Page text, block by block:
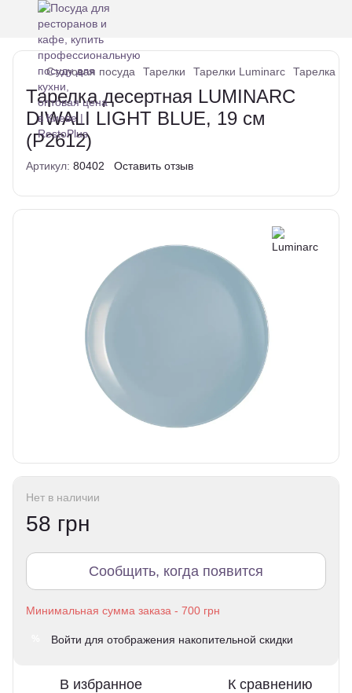
Столовая посуда Тарелки Тарелки Luminarc Тарелка
Тарелка десертная LUMINARC
DIWALI LIGHT BLUE, 19 см
(P2612)
Артикул: 80402 Оставить отзыв
Нет в наличии
58 грн
Сообщить, когда появится
Войти для отображения накопительной скидки
В избранное К сравнению